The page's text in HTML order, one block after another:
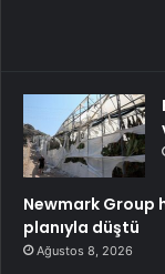
Newmark Group
planıyla düştü
Ağustos 8, 2026